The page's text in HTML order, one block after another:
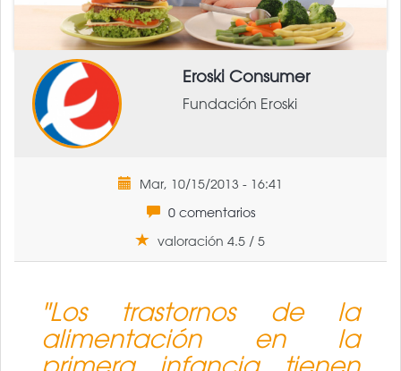
Eroski Consumer
Fundación Eroski
Mar, 10/15/2013 - 16:41
0 comentarios
valoración 4.5 / 5
"Los trastornos de la
alimentación en la
primera infancia tienen